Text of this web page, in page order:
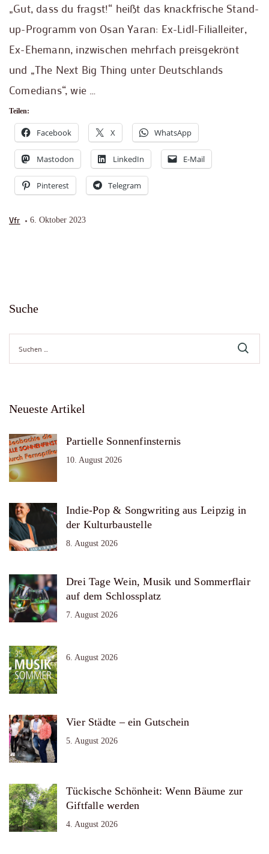
„Gut, dass du fragst!“ heißt das knackfrische Stand-
up-Programm von Osan Yaran: Ex-Lidl-Filialleiter,
Ex-Ehemann, inzwischen mehrfach preisgekrönt
und „The Next Big Thing unter Deutschlands
Comedians“, wie …
Teilen:
Facebook X WhatsApp
Mastodon LinkedIn E-Mail
Pinterest Telegram
Vfr 6. Oktober 2023
Suche
nach:
Neueste Artikel
Partielle Sonnenfinsternis
10. August 2026
Indie-Pop & Songwriting aus Leipzig in
der Kulturbaustelle
8. August 2026
Drei Tage Wein, Musik und Sommerflair
auf dem Schlossplatz
7. August 2026
6. August 2026
Vier Städte – ein Gutschein
5. August 2026
Tückische Schönheit: Wenn Bäume zur
Giftfalle werden
4. August 2026